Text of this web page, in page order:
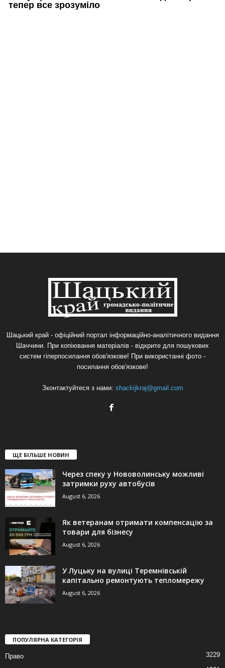
Шацький край - офіційний портал інформаційно-аналітичного видання
Шаччини. При копіювання матеріалів - відкрите для пошукових
систем гіперпосилання обов'язкове! При використанні фото -
посилання обов'язкове!
Зконтактуйтеся з нами: shackijkraj@gmail.com
ЩЕ БІЛЬШЕ НОВИН
Через спеку у Нововолинську можливі
затримки руху автобусів
August 6, 2026
Як ветеранам отримати компенсацію за
товари для бізнесу
August 6, 2026
У Луцьку на вулиці Теремнівській
капітально ремонтують тепломережу
August 6, 2026
ПОПУЛЯРНА КАТЕГОРІЯ
Право 3229